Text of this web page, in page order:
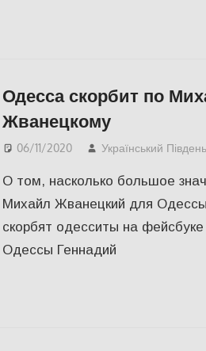
Одесса скорбит по
Жванецкому
06/11/2020 Український Південь
О том, насколько большое
Михайл Жванецкий для Одессы
скорбят одесситы на
Одессы Геннадий